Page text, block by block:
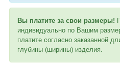
Вы платите за свои размеры!
индивидуально по Вашим
платите согласно заказанной
глубины (ширины) изделия.